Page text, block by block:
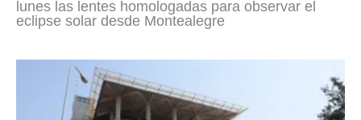
lunes las lentes homologadas para observar el
eclipse solar desde Montealegre